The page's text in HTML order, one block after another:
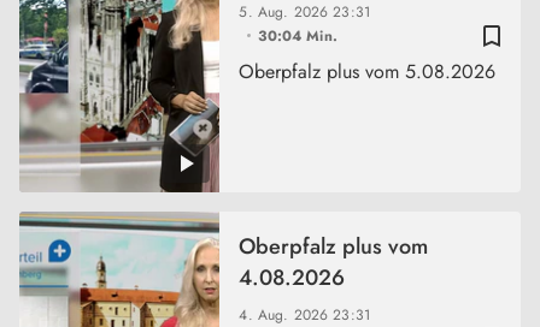
bookmark_border
5. Aug. 202623:31
30:04 Min.
Oberpfalz plus vom 5.08.2026
4. Aug. 202623:31
Oberpfalz plus vom
4.08.2026